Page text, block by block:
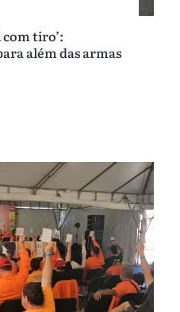
com tiro’:
além das armas